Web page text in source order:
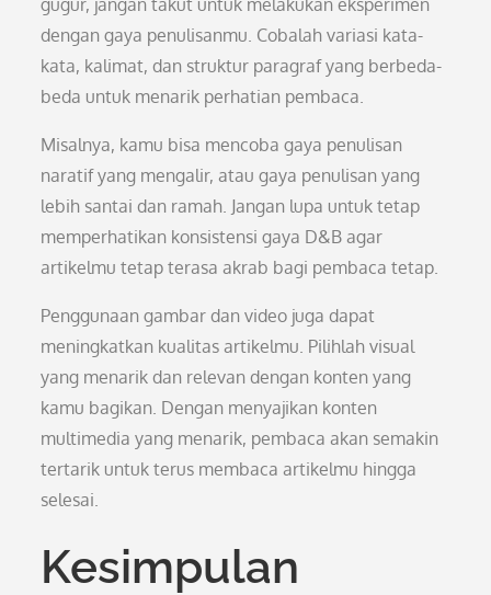
gugur, jangan takut untuk melakukan eksperimen
dengan gaya penulisanmu. Cobalah variasi kata-
kata, kalimat, dan struktur paragraf yang berbeda-
beda untuk menarik perhatian pembaca.
Misalnya, kamu bisa mencoba gaya penulisan
naratif yang mengalir, atau gaya penulisan yang
lebih santai dan ramah. Jangan lupa untuk tetap
memperhatikan konsistensi gaya D&B agar
artikelmu tetap terasa akrab bagi pembaca tetap.
Penggunaan gambar dan video juga dapat
meningkatkan kualitas artikelmu. Pilihlah visual
yang menarik dan relevan dengan konten yang
kamu bagikan. Dengan menyajikan konten
multimedia yang menarik, pembaca akan semakin
tertarik untuk terus membaca artikelmu hingga
selesai.
Kesimpulan